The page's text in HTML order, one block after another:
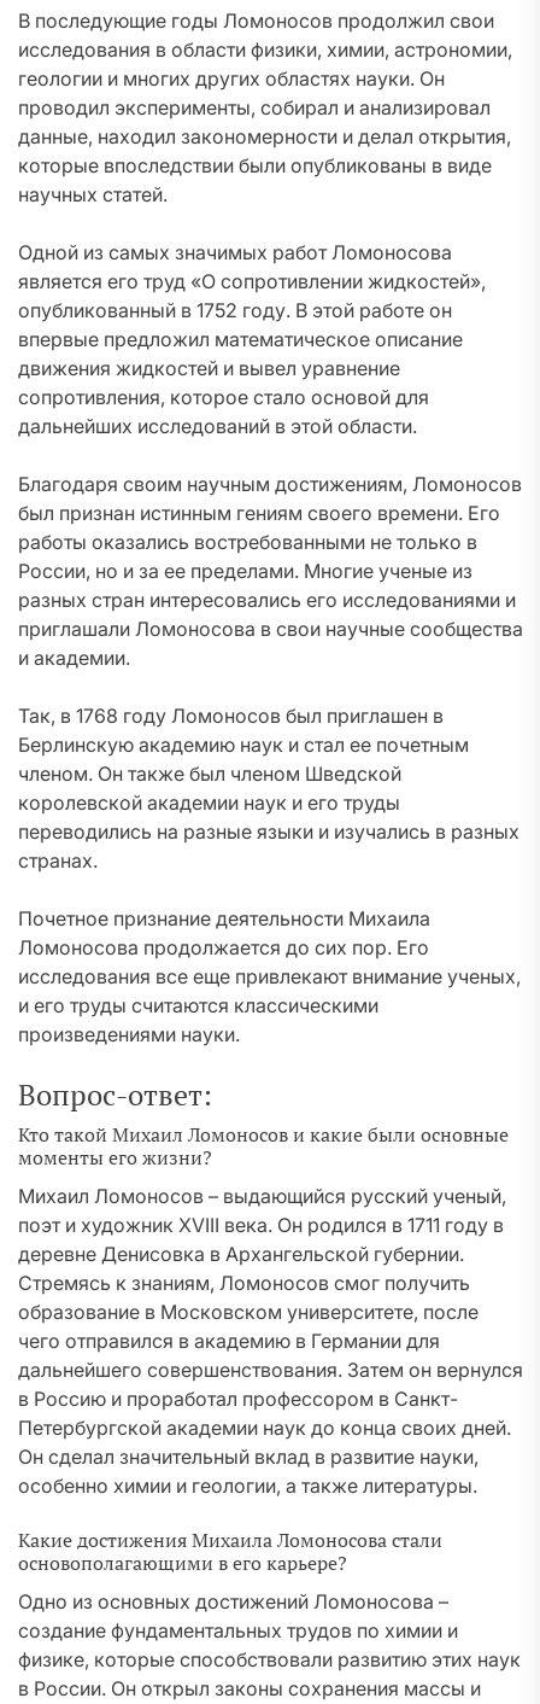
В последующие годы Ломоносов продолжил свои
исследования в области физики, химии, астрономии,
геологии и многих других областях науки. Он
проводил эксперименты, собирал и анализировал
данные, находил закономерности и делал открытия,
которые впоследствии были опубликованы в виде
научных статей.
Одной из самых значимых работ Ломоносова
является его труд «О сопротивлении жидкостей»,
опубликованный в 1752 году. В этой работе он
впервые предложил математическое описание
движения жидкостей и вывел уравнение
сопротивления, которое стало основой для
дальнейших исследований в этой области.
Благодаря своим научным достижениям, Ломоносов
был признан истинным гениям своего времени. Его
работы оказались востребованными не только в
России, но и за ее пределами. Многие ученые из
разных стран интересовались его исследованиями и
приглашали Ломоносова в свои научные сообщества
и академии.
Так, в 1768 году Ломоносов был приглашен в
Берлинскую академию наук и стал ее почетным
членом. Он также был членом Шведской
королевской академии наук и его труды
переводились на разные языки и изучались в разных
странах.
Почетное признание деятельности Михаила
Ломоносова продолжается до сих пор. Его
исследования все еще привлекают внимание ученых,
и его труды считаются классическими
произведениями науки.
Вопрос-ответ:
Кто такой Михаил Ломоносов и какие были основные
моменты его жизни?
Михаил Ломоносов – выдающийся русский ученый,
поэт и художник XVIII века. Он родился в 1711 году в
деревне Денисовка в Архангельской губернии.
Стремясь к знаниям, Ломоносов смог получить
образование в Московском университете, после
чего отправился в академию в Германии для
дальнейшего совершенствования. Затем он вернулся
в Россию и проработал профессором в Санкт-
Петербургской академии наук до конца своих дней.
Он сделал значительный вклад в развитие науки,
особенно химии и геологии, а также литературы.
Какие достижения Михаила Ломоносова стали
основополагающими в его карьере?
Одно из основных достижений Ломоносова –
создание фундаментальных трудов по химии и
физике, которые способствовали развитию этих наук
в России. Он открыл законы сохранения массы и